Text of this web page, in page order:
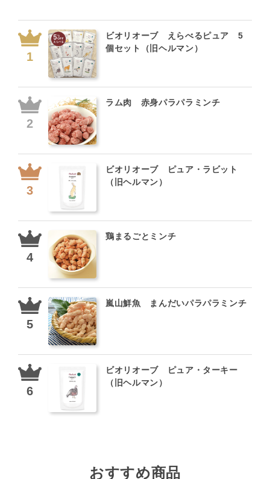
ビオリオーブ えらべるピュア 5
個セット（旧ヘルマン）
ラム肉 赤身パラパラミンチ
ビオリオーブ ピュア・ラビット
（旧ヘルマン）
鶏まるごとミンチ
嵐山鮮魚 まんだいパラパラミンチ
ビオリオーブ ピュア・ターキー
（旧ヘルマン）
おすすめ商品